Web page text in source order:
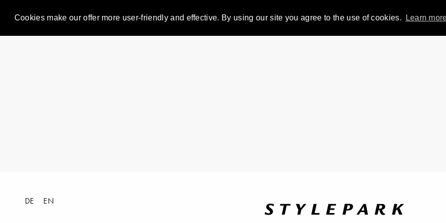
Cookies make our offer more user-friendly and effective. By using our site you agree to the use of cookies. Learn
DE EN